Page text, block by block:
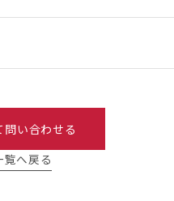
い合わせる
へ戻る